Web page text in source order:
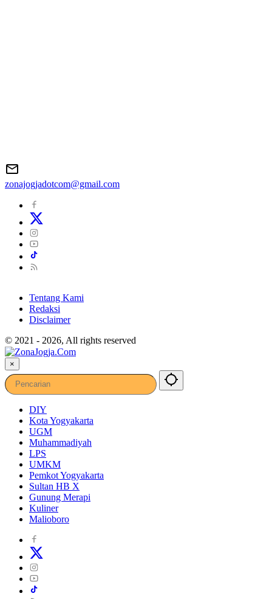
zonajogjadotcom@gmail.com
Tentang Kami
Redaksi
Disclaimer
© 2021 - 2026, All rights reserved
×
DIY
Kota Yogyakarta
UGM
Muhammadiyah
LPS
UMKM
Pemkot Yogyakarta
Sultan HB X
Gunung Merapi
Kuliner
Malioboro